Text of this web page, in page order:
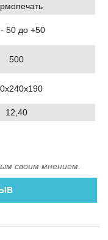
50 до +50
500
12,40
своим мнением.